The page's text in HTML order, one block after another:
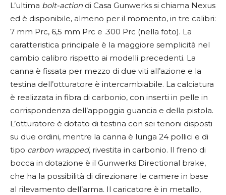
L’ultima bolt-action di Casa Gunwerks si chiama Nexus
ed è disponibile, almeno per il momento, in tre calibri:
7 mm Prc, 6,5 mm Prc e .300 Prc (nella foto). La
caratteristica principale è la maggiore semplicità nel
cambio calibro rispetto ai modelli precedenti. La
canna è fissata per mezzo di due viti all’azione e la
testina dell’otturatore è intercambiabile. La calciatura
è realizzata in fibra di carbonio, con inserti in pelle in
corrispondenza dell’appoggia guancia e della pistola.
L’otturatore è dotato di testina con sei tenoni disposti
su due ordini, mentre la canna è lunga 24 pollici e di
tipo carbon wrapped, rivestita in carbonio. Il freno di
bocca in dotazione è il Gunwerks Directional brake,
che ha la possibilità di direzionare le camere in base
al rilevamento dell’arma. Il caricatore è in metallo,